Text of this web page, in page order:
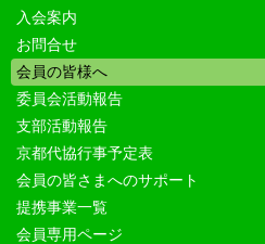
入会案内
お問合せ
会員の皆様へ
委員会活動報告
支部活動報告
京都代協行事予定表
会員の皆さまへのサポート
提携事業一覧
会員専用ページ